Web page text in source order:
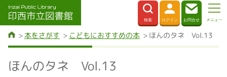
本をさがす こどもにおすすめの本 ほんのタネ Vol.13
ほんのタネ Vol.13